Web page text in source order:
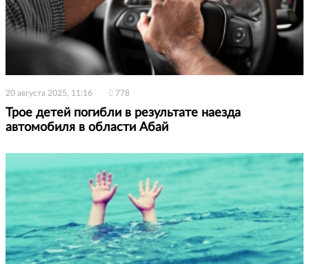
20 августа 2025, 11:16 778
Трое детей погибли в результате наезда
автомобиля в области Абай